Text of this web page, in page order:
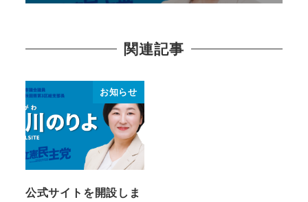
関連記事
お知らせ
公式サイトを開設しま